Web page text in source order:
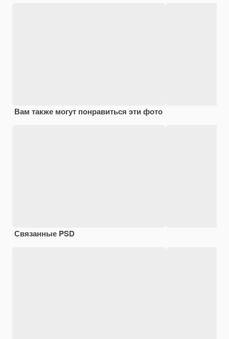
Вам также могут понравиться эти фото
Связанные PSD